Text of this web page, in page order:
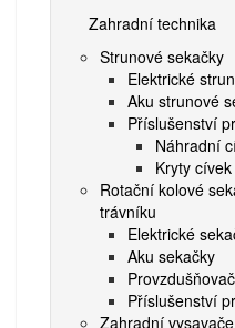
Zahradní technika
Strunové sekačky
Elektrické
Aku strunové
Příslušenství
Náhradní
Kryty
Rotační kolové
trávníku
Elektrické
Aku sekačky
Příslušenství
Zahradní